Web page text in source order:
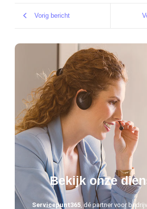
Vorig bericht
Bekijk onze
Servicepunt365, dé partner voor